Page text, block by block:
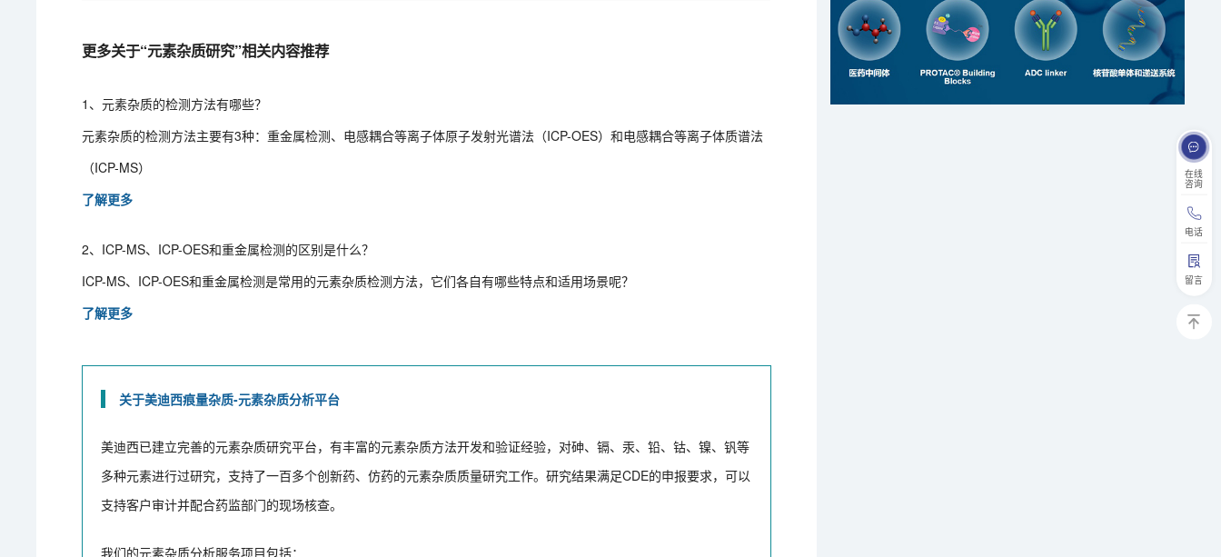
在线
咨询
电话
留言
更多关于“元素杂质研究”相关内容推荐
1、元素杂质的检测方法有哪些？
元素杂质的检测方法主要有3种：重金属检测、电感耦合等离子体原子发射光谱法（ICP-OES）和电感耦合等离子体质谱法
（ICP-MS）
了解更多
2、ICP-MS、ICP-OES和重金属检测的区别是什么？
ICP-MS、ICP-OES和重金属检测是常用的元素杂质检测方法，它们各自有哪些特点和适用场景呢？
了解更多
关于美迪西痕量杂质-元素杂质分析平台
美迪西已建立完善的元素杂质研究平台，有丰富的元素杂质方法开发和验证经验，对砷、镉、汞、铅、钴、镍、钒等
多种元素进行过研究，支持了一百多个创新药、仿药的元素杂质质量研究工作。研究结果满足CDE的申报要求，可以
支持客户审计并配合药监部门的现场核查。
我们的元素杂质分析服务项目包括：